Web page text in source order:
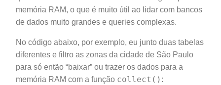
memória RAM, o que é muito útil ao lidar com bancos
de dados muito grandes e queries complexas.
No código abaixo, por exemplo, eu junto duas tabelas
diferentes e filtro as zonas da cidade de São Paulo
para só então “baixar” ou trazer os dados para a
memória RAM com a função collect() :